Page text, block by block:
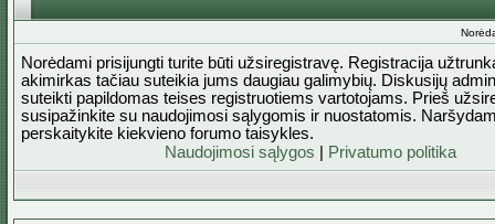
Norėdami prisijungti turite būti užsiregistravę. Registracija
akimirkas tačiau suteikia jums daugiau galimybių. Diskusijų
suteikti papildomas teises registruotiems vartotojams. Prieš
susipažinkite su naudojimosi sąlygomis ir nuostatomis.
perskaitykite kiekvieno forumo taisykles.
Naudojimosi sąlygos
Privatumo politika